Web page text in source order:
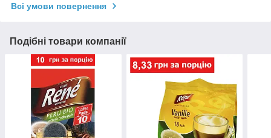
Всі умови повернення
Подібні товари компанії